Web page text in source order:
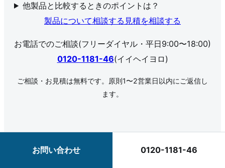
お問い合わせ 0120-1181-46
他製品と比較するときのポイントは？
製品について相談する 見積を相談する
お電話でのご相談(フリーダイヤル・平日9:00〜18:00)
0120-1181-46(イイヘイヨロ)
ご相談・お見積は無料です。原則1〜2営業日以内にご返信し
ます。